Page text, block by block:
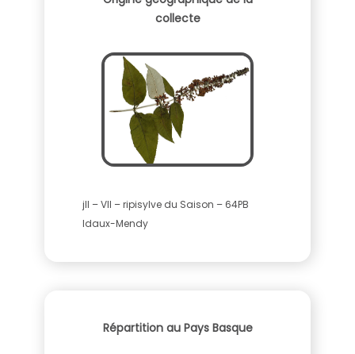
collecte
jll – VII – ripisylve du Saison – 64PB
Idaux-Mendy
Répartition au Pays Basque